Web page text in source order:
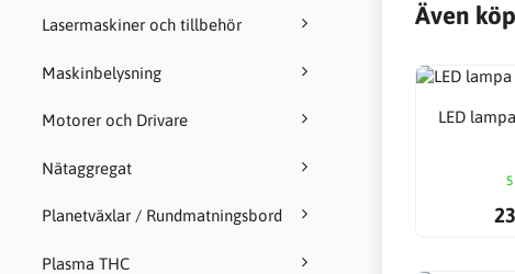
Lasermaskiner och tillbehör
Maskinbelysning
Motorer och Drivare
Nätaggregat
Planetväxlar / Rundmatningsbord
Plasma THC
Även
LED